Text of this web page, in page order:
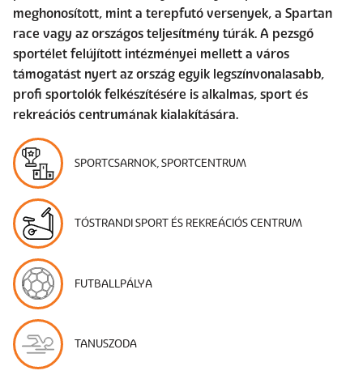
SPORTCSARNOK, SPORTCENTRUM
TÓSTRANDI SPORT ÉS REKREÁCIÓS CENTRUM
FUTBALLPÁLYA
TANUSZODA
meghonosított, mint a terepfutó versenyek, a Spartan
race vagy az országos teljesítmény túrák. A pezsgő
sportélet felújított intézményei mellett a város
támogatást nyert az ország egyik legszínvonalasabb,
profi sportolók felkészítésére is alkalmas, sport és
rekreációs centrumának kialakítására.